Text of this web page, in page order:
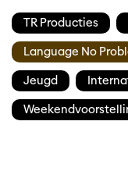
TR Producties
Language No
Jeugd